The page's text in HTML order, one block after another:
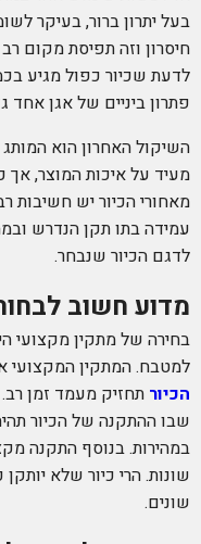
בעל יתרון ברור, בעיקר
חיסרון וזה תפיסת מקום
לדעת שכיור כפול מגיע
פתרון ביניים של אגן אחד
השיקול האחרון הוא
מעיד על איכות המוצר,
מאחורי הכיור יש חשיבות
עמידה בתו תקן הנדרש
לדגם הכיור שנבחר.
מדוע חשוב
בחירה של מתקין מקצועי
למטבח. המתקין המקצועי
הכיור תחזיק מעמד זמן
שבו ההתקנה של הכיור
במהירות. בנוסף התקנה
שונות. הרי כיור שלא
שונים.